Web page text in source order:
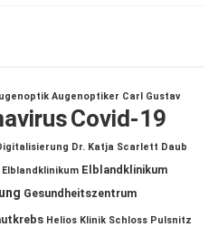
Augenoptiker Carl Gustav
Covid-19
Dr. Katja Scarlett Daub
Elblandklinikum Elblandklinikum
Gesundheitszentrum
Helios Klinik Schloss Pulsnitz